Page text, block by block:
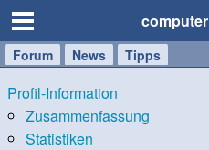
Forum News Tipps
Handy
Tablet
Windows
Mac
Profil-Information
Zusammenfassung
Statistiken